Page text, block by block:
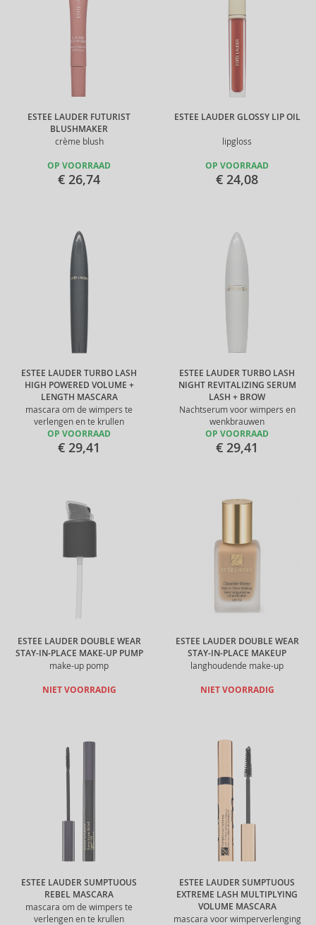
ESTEE LAUDER FUTURIST
BLUSHMAKER
crème blush
OP VOORRAAD
€ 26,74
ESTEE LAUDER GLOSSY LIP OIL
lipgloss
OP VOORRAAD
€ 24,08
ESTEE LAUDER TURBO LASH
HIGH POWERED VOLUME +
LENGTH MASCARA
mascara om de wimpers te
verlengen en te krullen
OP VOORRAAD
€ 29,41
ESTEE LAUDER TURBO LASH
NIGHT REVITALIZING SERUM
LASH + BROW
Nachtserum voor wimpers en
wenkbrauwen
OP VOORRAAD
€ 29,41
ESTEE LAUDER DOUBLE WEAR
STAY-IN-PLACE MAKE-UP PUMP
make-up pomp
NIET VOORRADIG
ESTEE LAUDER DOUBLE WEAR
STAY-IN-PLACE MAKEUP
langhoudende make-up
NIET VOORRADIG
ESTEE LAUDER SUMPTUOUS
REBEL MASCARA
mascara om de wimpers te
verlengen en te krullen
ESTEE LAUDER SUMPTUOUS
EXTREME LASH MULTIPLYING
VOLUME MASCARA
mascara voor wimperverlenging